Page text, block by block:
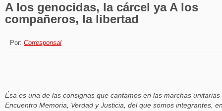
A los genocidas, la cárcel ya A los
compañeros, la libertad
Por: Corresponsal
Ésa es una de las consignas que cantamos en las marchas unitarias
Encuentro Memoria, Verdad y Justicia, del que somos integrantes,